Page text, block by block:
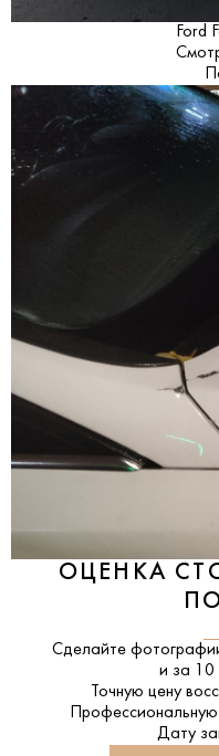
Ford
ОЦЕНКА
Сделайте
и за 10
Точную цену
Дату